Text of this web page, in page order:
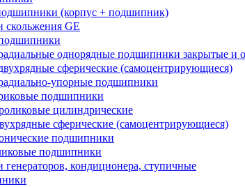
(корпус + подшипник)
GE
однорядные подшипники закрытые и
сферические (самоцентрирующиеся)
упорные подшипники
подшипники
цилиндрические
сферические (самоцентрирующиеся)
подшипники
подшипники
кондиционера, ступичные